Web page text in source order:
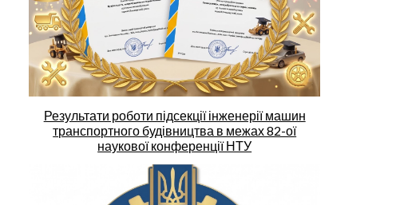
Результати роботи підсекції інженерії машин
транспортного будівництва в межах 82-ої
наукової конференції НТУ